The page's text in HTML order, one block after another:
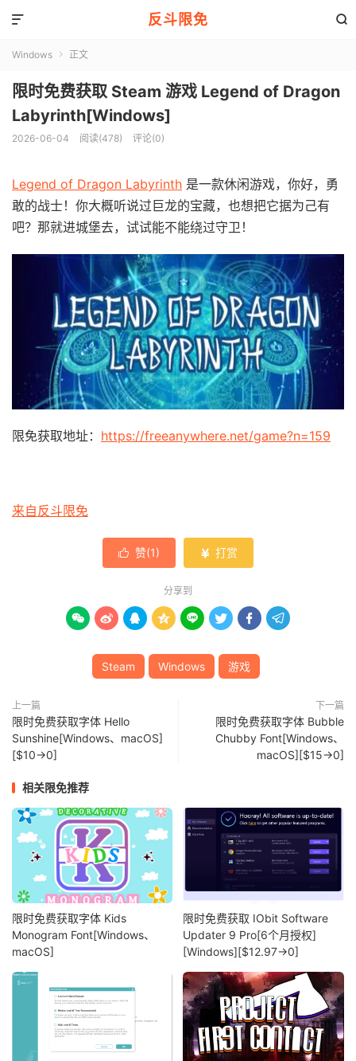
反斗限免 

Windows  正文
限时免费获取 Steam 游戏 Legend of Dragon
Labyrinth[Windows]
2026-06-04 阅读(478) 评论(0)
Legend of Dragon Labyrinth 是一款休闲游戏，你好，勇
敢的战士！你大概听说过巨龙的宝藏，也想把它据为己有
吧？那就进城堡去，试试能不能绕过守卫！
限免获取地址： https://freeanywhere.net/game?n=159
来自反斗限免
 赞(1)  打赏
分享到
       
Steam Windows 游戏
上一篇
限时免费获取字体 Hello
Sunshine[Windows、macOS]
[$10→0]
下一篇
限时免费获取字体 Bubble
Chubby Font[Windows、
macOS][$15→0]
相关限免推荐
限时免费获取字体 Kids
Monogram Font[Windows、
macOS]
限时免费获取 IObit Software
Updater 9 Pro[6个月授权]
[Windows][$12.97→0]